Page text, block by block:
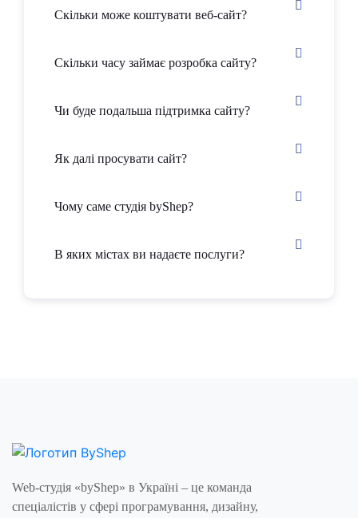
Скільки може коштувати веб-сайт?
Скільки часу займає розробка сайту?
Чи буде подальша підтримка сайту?
Як далі просувати сайт?
Чому саме студія byShep?
В яких містах ви надаєте послуги?
Web-студія «byShep» в Україні – це команда
спеціалістів у сфері програмування, дизайну,